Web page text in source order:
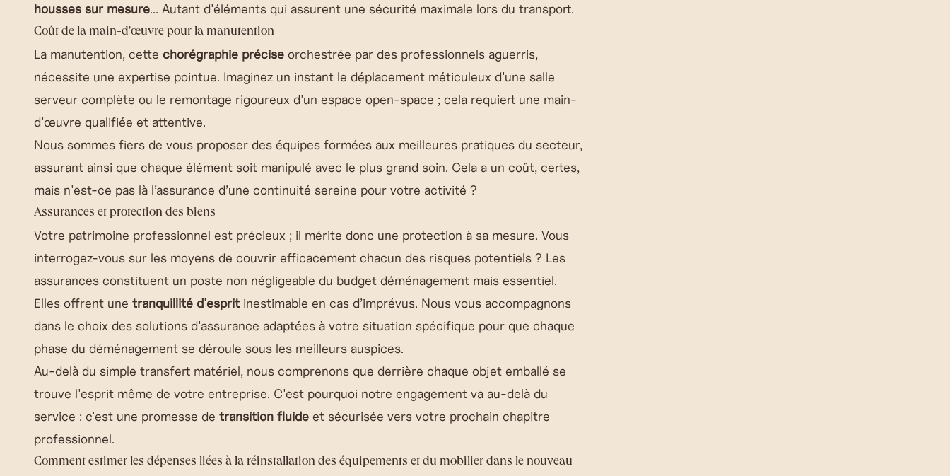
housses sur mesure... Autant d'éléments qui assurent une sécurité maximale lors du transport.
Coût de la main-d'œuvre pour la manutention
La manutention, cette chorégraphie précise orchestrée par des professionnels aguerris,
nécessite une expertise pointue. Imaginez un instant le déplacement méticuleux d'une salle
serveur complète ou le remontage rigoureux d'un espace open-space ; cela requiert une main-
d'œuvre qualifiée et attentive.
Nous sommes fiers de vous proposer des équipes formées aux meilleures pratiques du secteur,
assurant ainsi que chaque élément soit manipulé avec le plus grand soin. Cela a un coût, certes,
mais n'est-ce pas là l’assurance d’une continuité sereine pour votre activité ?
Assurances et protection des biens
Votre patrimoine professionnel est précieux ; il mérite donc une protection à sa mesure. Vous
interrogez-vous sur les moyens de couvrir efficacement chacun des risques potentiels ? Les
assurances constituent un poste non négligeable du budget déménagement mais essentiel.
Elles offrent une tranquillité d'esprit inestimable en cas d’imprévus. Nous vous accompagnons
dans le choix des solutions d'assurance adaptées à votre situation spécifique pour que chaque
phase du déménagement se déroule sous les meilleurs auspices.
Au-delà du simple transfert matériel, nous comprenons que derrière chaque objet emballé se
trouve l'esprit même de votre entreprise. C'est pourquoi notre engagement va au-delà du
service : c'est une promesse de transition fluide et sécurisée vers votre prochain chapitre
professionnel.
Comment estimer les dépenses liées à la réinstallation des équipements et du mobilier dans le nouveau